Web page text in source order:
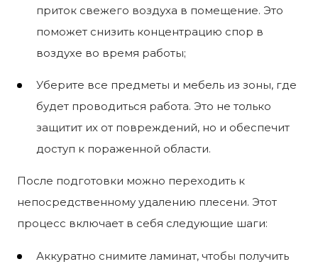
приток свежего воздуха в помещение. Это
поможет снизить концентрацию спор в
воздухе во время работы;
Уберите все предметы и мебель из зоны, где
будет проводиться работа. Это не только
защитит их от повреждений, но и обеспечит
доступ к пораженной области.
После подготовки можно переходить к
непосредственному удалению плесени. Этот
процесс включает в себя следующие шаги:
Аккуратно снимите ламинат, чтобы получить